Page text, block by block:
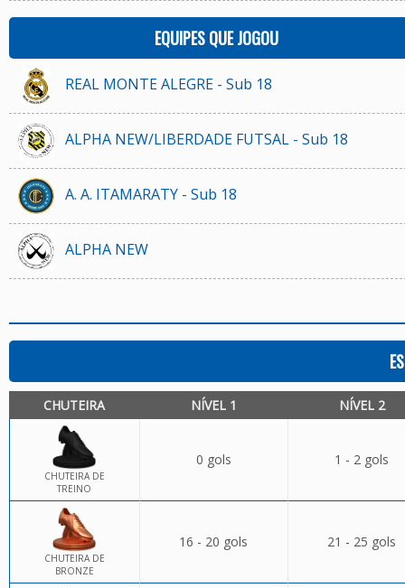
EQUIPES QUE JOGOU
REAL MONTE ALEGRE - Sub 18
ALPHA NEW/LIBERDADE FUTSAL - Sub 18
A. A. ITAMARATY - Sub 18
ALPHA NEW
CHUTEIRA NÍVEL 1 NÍVEL 2
CHUTEIRA DE
TREINO
0 gols 1 - 2 gols
CHUTEIRA DE
BRONZE
16 - 20 gols 21 - 25 gols